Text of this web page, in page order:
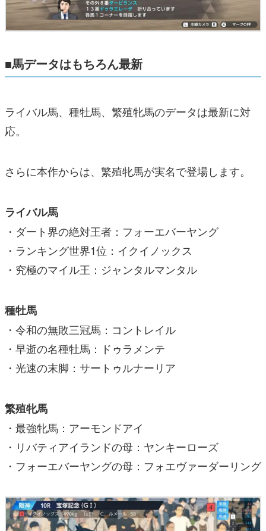
■馬データはもちろん最新
ライバル馬、種牡馬、繁殖牝馬のデータは最新に対
応。
さらに本作からは、繁殖牝馬が実名で登場します。
ライバル馬
・ダート界の絶対王者：フォーエバーヤング
・ランキング世界1位：イクイノックス
・究極のマイル王：ジャンタルマンタル
種牡馬
・令和の無敗三冠馬：コントレイル
・早逝の名種牡馬：ドゥラメンテ
・光速の末脚：サートゥルナーリア
繁殖牝馬
・最強牝馬：アーモンドアイ
・リバティアイランドの母：ヤンキーローズ
・フォーエバーヤングの母：フォエヴァーダーリング